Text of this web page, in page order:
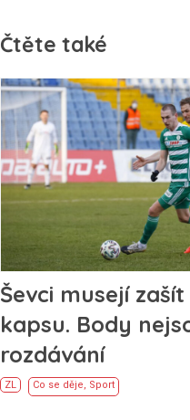
Čtěte také
Ševci musejí
kapsu. Body
rozdávání
ZL Co se děje, Sport